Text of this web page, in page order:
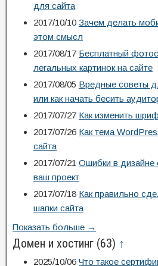
для сайта
2017/10/10 Зачем делать
этом смысл
2017/08/17 Бесплатный
легальных картинок на сайте
2017/08/05 Вредные советы
или как начать бесить
2017/07/27 Как изменить
2017/07/26 Как тема
сайта
2017/07/21 Ошибки в дизайне
ваш проект
2017/07/18 Как правильно
шапки сайта
Показать больше →
Домен и хостинг (63) ↑
2025/10/06 Что такое